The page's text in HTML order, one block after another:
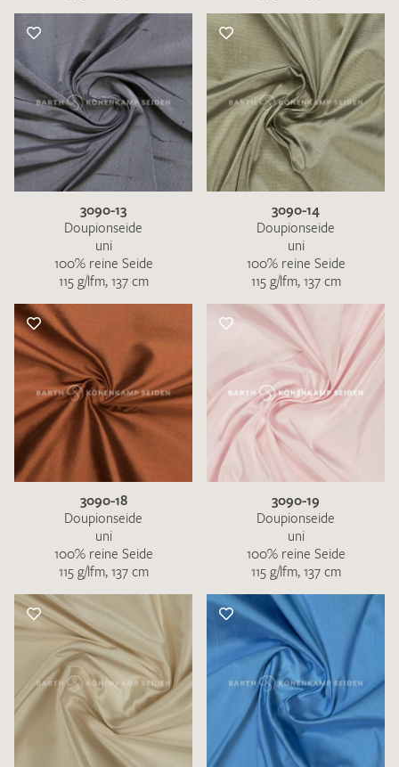
3090-13
Doupionseide
uni
100% reine Seide
115 g/lfm, 137 cm
3090-14
Doupionseide
uni
100% reine Seide
115 g/lfm, 137 cm
3090-18
Doupionseide
uni
100% reine Seide
115 g/lfm, 137 cm
3090-19
Doupionseide
uni
100% reine Seide
115 g/lfm, 137 cm